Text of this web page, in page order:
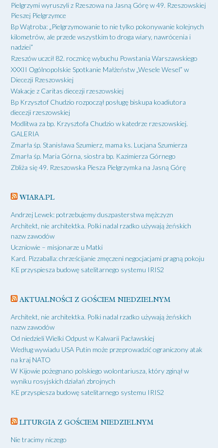
Pielgrzymi wyruszyli z Rzeszowa na Jasną Górę w 49. Rzeszowskiej
Pieszej Pielgrzymce
Bp Wątroba: „Pielgrzymowanie to nie tylko pokonywanie kolejnych
kilometrów, ale przede wszystkim to droga wiary, nawrócenia i
nadziei”
Rzeszów uczcił 82. rocznicę wybuchu Powstania Warszawskiego
XXXII Ogólnopolskie Spotkanie Małżeństw „Wesele Wesel” w
Diecezji Rzeszowskiej
Wakacje z Caritas diecezji rzeszowskiej
Bp Krzysztof Chudzio rozpoczął posługę biskupa koadiutora
diecezji rzeszowskiej
Modlitwa za bp. Krzysztofa Chudzio w katedrze rzeszowskiej.
GALERIA
Zmarła śp. Stanisława Szumierz, mama ks. Lucjana Szumierza
Zmarła śp. Maria Górna, siostra bp. Kazimierza Górnego
Zbliża się 49. Rzeszowska Piesza Pielgrzymka na Jasną Górę
WIARA.PL
Andrzej Lewek: potrzebujemy duszpasterstwa mężczyzn
Architekt, nie architektka. Polki nadal rzadko używają żeńskich
nazw zawodów
Uczniowie – misjonarze u Matki
Kard. Pizzaballa: chrześcijanie zmęczeni negocjacjami pragną pokoju
KE przyspiesza budowę satelitarnego systemu IRIS2
AKTUALNOŚCI Z GOŚCIEM NIEDZIELNYM
Architekt, nie architektka. Polki nadal rzadko używają żeńskich
nazw zawodów
Od niedzieli Wielki Odpust w Kalwarii Pacławskiej
Według wywiadu USA Putin może przeprowadzić ograniczony atak
na kraj NATO
W Kijowie pożegnano polskiego wolontariusza, który zginął w
wyniku rosyjskich działań zbrojnych
KE przyspiesza budowę satelitarnego systemu IRIS2
LITURGIA Z GOŚCIEM NIEDZIELNYM
Nie tracimy niczego